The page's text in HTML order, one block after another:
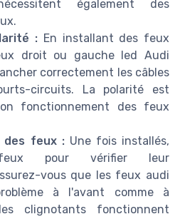
également des
: En installant des feux
droit ou gauche led Audi
correctement les câbles
circuits. La polarité est
fonctionnement des feux
des feux :Une fois installés,
pour vérifier leur
vous que les feux audi
à l'avant comme à
clignotants fonctionnent